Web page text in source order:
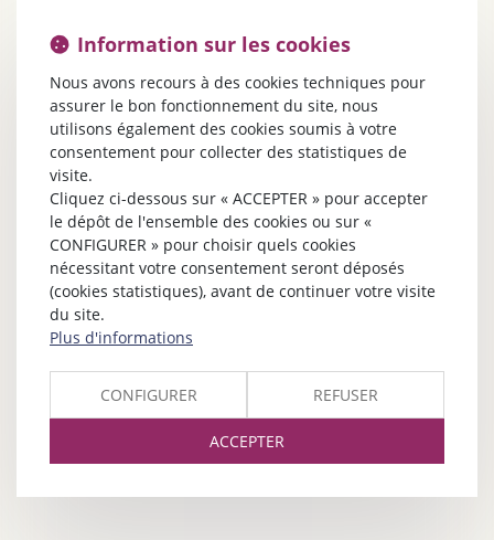
Information sur les cookies
Nous avons recours à des cookies techniques pour
assurer le bon fonctionnement du site, nous
utilisons également des cookies soumis à votre
consentement pour collecter des statistiques de
visite.
Cliquez ci-dessous sur « ACCEPTER » pour accepter
le dépôt de l'ensemble des cookies ou sur «
CONFIGURER » pour choisir quels cookies
nécessitant votre consentement seront déposés
(cookies statistiques), avant de continuer votre visite
du site.
Plus d'informations
CONFIGURER REFUSER
ACCEPTER